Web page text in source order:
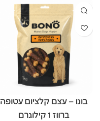
בונו – עצם קלציום עטופה
ברווז 1 קילוגרם